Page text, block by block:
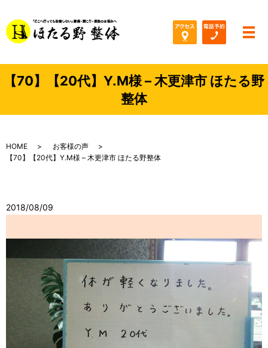
メ
【70】【20代】Y.M様 – 木更津市 ほたる野
整体
HOME
お客様の声
【70】【20代】Y.M様 – 木更津市 ほたる野整体
2018/08/09